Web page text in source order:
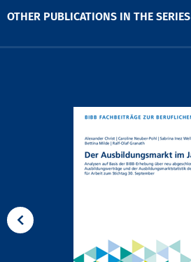
OTHER PUBLICATIONS IN THE SERIES